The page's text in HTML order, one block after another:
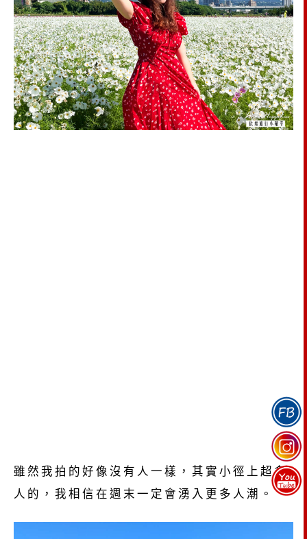
雖然我拍的好像沒有人一樣，其實小徑上超多
人的，我相信在週末一定會湧入更多人潮。